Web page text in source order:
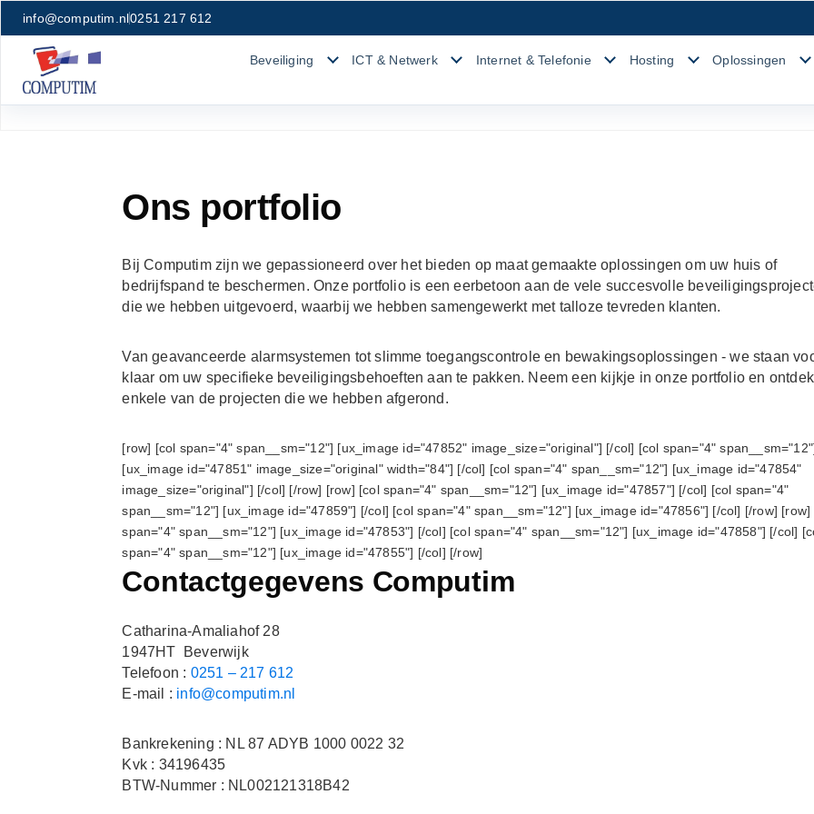
info@computim.nl0251 217 612
Beveiliging ICT & Netwerk Internet & Telefonie Hosting Oplossingen
Ons portfolio
Bij Computim zijn we gepassioneerd over het bieden op maat gemaakte oplossingen om uw huis of
bedrijfspand te beschermen. Onze portfolio is een eerbetoon aan de vele succesvolle
die we hebben uitgevoerd, waarbij we hebben samengewerkt met talloze tevreden klanten.
Van geavanceerde alarmsystemen tot slimme toegangscontrole en bewakingsoplossingen - we staan
klaar om uw specifieke beveiligingsbehoeften aan te pakken. Neem een kijkje in onze portfolio en ontdek
enkele van de projecten die we hebben afgerond.
[row] [col span="4" span__sm="12"] [ux_image id="47852" image_size="original"] [/col] [col span="4"
[ux_image id="47851" image_size="original" width="84"] [/col] [col span="4" span__sm="12"] [ux_image id="47854"
image_size="original"] [/col] [/row] [row] [col span="4" span__sm="12"] [ux_image id="47857"] [/col] [col span="4"
span__sm="12"] [ux_image id="47859"] [/col] [col span="4" span__sm="12"] [ux_image id="47856"] [/col] [/row] [row]
span="4" span__sm="12"] [ux_image id="47853"] [/col] [col span="4" span__sm="12"] [ux_image id="47858"] [/col]
span="4" span__sm="12"] [ux_image id="47855"] [/col] [/row]
Contactgegevens Computim
Catharina-Amaliahof 28
1947HT Beverwijk
Telefoon : 0251 – 217 612
E-mail : info@computim.nl
Bankrekening : NL 87 ADYB 1000 0022 32
Kvk : 34196435
BTW-Nummer : NL002121318B42